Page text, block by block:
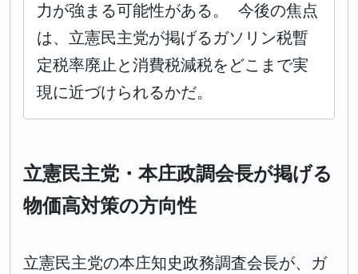
力が強まる可能性がある。 今後の焦点
は、立憲民主党が掲げるガソリン税暫
定税率廃止と消費税減税をどこまで実
現に近づけられるかだ。
立憲民主党・本庄政調会長が掲げる
物価高対策の方向性
立憲民主党の本庄知史政務調査会長が、ガ